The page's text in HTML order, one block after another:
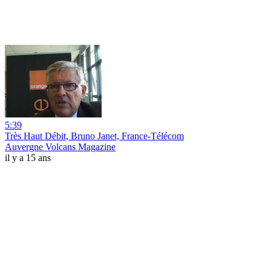
5:39
Très Haut Débit, Bruno Janet, France-Télécom
Auvergne Volcans Magazine
il y a 15 ans